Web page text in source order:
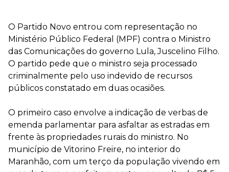
O Partido Novo entrou com representação no
Ministério Público Federal (MPF) contra o Ministro
das Comunicações do governo Lula, Juscelino Filho.
O partido pede que o ministro seja processado
criminalmente pelo uso indevido de recursos
públicos constatado em duas ocasiões.
O primeiro caso envolve a indicação de verbas de
emenda parlamentar para asfaltar as estradas em
frente às propriedades rurais do ministro. No
município de Vitorino Freire, no interior do
Maranhão, com um terço da população vivendo em